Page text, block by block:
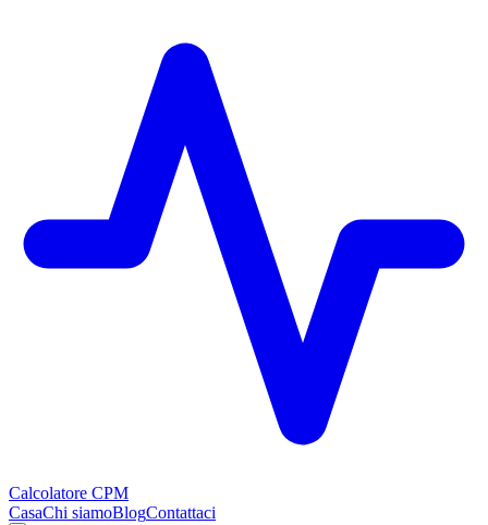
Calcolatore CPM
CasaChi siamoBlogContattaci